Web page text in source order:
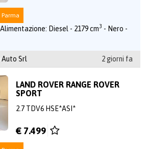
Parma
Diesel - 2179 cm3 - Nero -
Auto Srl 2 giorni fa
LAND ROVER RANGE ROVER
SPORT
2.7 TDV6 HSE*ASI*
€ 7.499